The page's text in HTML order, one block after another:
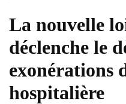
La nouvelle
déclenche le
exonérations
hospitalière